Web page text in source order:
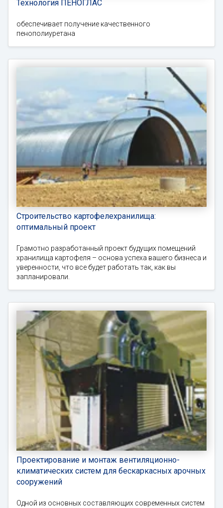
Технология ПЕНОГЛАС
обеспечивает получение качественного
пенополиуретана
Строительство картофелехранилища:
оптимальный проект
Грамотно разработанный проект будущих помещений
хранилища картофеля – основа успеха вашего бизнеса и
уверенности, что все будет работать так, как вы
запланировали.
Проектирование и монтаж вентиляционно-
климатических систем для бескаркасных арочных
сооружений
Одной из основных составляющих современных систем